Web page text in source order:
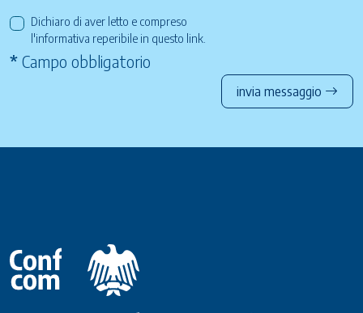
Dichiaro di aver letto e compreso
l'informativa reperibile in questo link
* Campo obbligatorio
invia messaggio